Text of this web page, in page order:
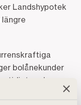
Landshypotek
bolånekunder
goda